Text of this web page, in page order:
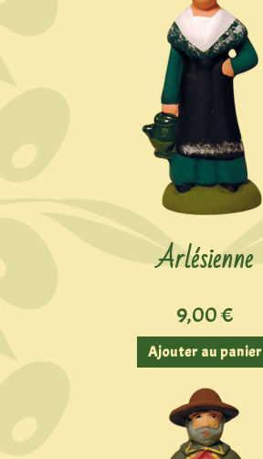
Arlésienne
9,00€
Ajouter au panier